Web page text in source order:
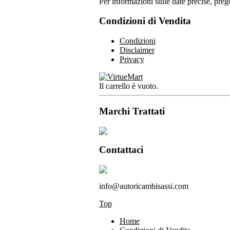
Condizioni di Vendita
Condizioni
Disclaimer
Privacy
Il carrello è vuoto.
Marchi Trattati
Contattaci
info@autoricambisassi.com
Top
Home